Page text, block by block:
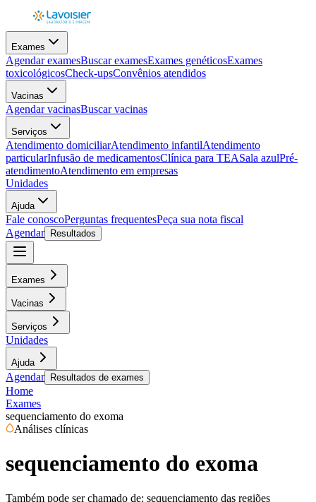
Exames
Agendar examesBuscar examesExames genéticosExames
toxicológicosCheck-upsConvênios atendidos
Vacinas
Agendar vacinasBuscar vacinas
Serviços
Atendimento domiciliarAtendimento infantilAtendimento
particularInfusão de medicamentosClínica para TEASala azulPré-
atendimentoAtendimento em empresas
Unidades
Ajuda
Fale conoscoPerguntas frequentesPeça sua nota fiscal
Agendar
Resultados
Exames
Vacinas
Serviços
Unidades
Ajuda
Agendar Resultados de exames
Home
Exames
sequenciamento do exoma
Análises clínicas
sequenciamento do exoma
Também pode ser chamado de: sequenciamento das regiões